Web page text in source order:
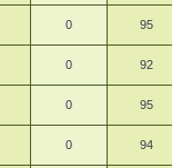
0 95
0 92
0 95
0 94